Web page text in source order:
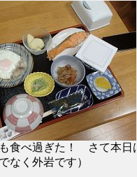
食べ過ぎた！ さて本
でなく外岩です）